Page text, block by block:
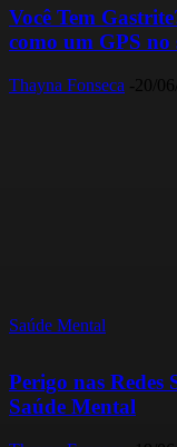
Você Tem
como um GPS no
Thayna Fonseca - 20/
Saúde Mental
Perigo nas Redes
Saúde Mental